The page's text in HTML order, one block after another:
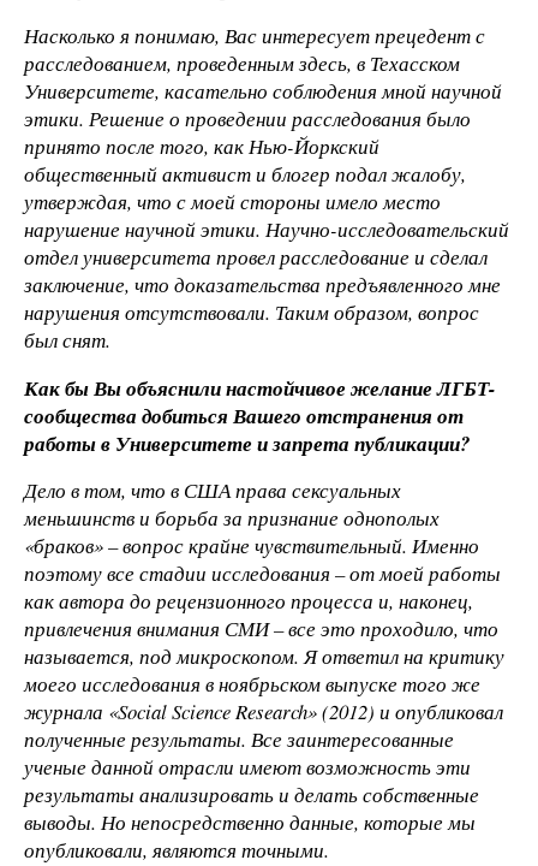
Насколько я понимаю, Вас интересует прецедент с
расследованием, проведенным здесь, в Техасском
Университете, касательно соблюдения мной научной
этики. Решение о проведении расследования было
принято после того, как Нью-Йоркский
общественный активист и блогер подал жалобу,
утверждая, что с моей стороны имело место
нарушение научной этики. Научно-исследовательский
отдел университета провел расследование и сделал
заключение, что доказательства предъявленного мне
нарушения отсутствовали. Таким образом, вопрос
был снят.
Как бы Вы объяснили настойчивое желание ЛГБТ-
сообщества добиться Вашего отстранения от
работы в Университете и запрета публикации?
Дело в том, что в США права сексуальных
меньшинств и борьба за признание однополых
«браков» – вопрос крайне чувствительный. Именно
поэтому все стадии исследования – от моей работы
как автора до рецензионного процесса и, наконец,
привлечения внимания СМИ – все это проходило, что
называется, под микроскопом. Я ответил на критику
моего исследования в ноябрьском выпуске того же
журнала «Social Science Research» (2012) и опубликовал
полученные результаты. Все заинтересованные
ученые данной отрасли имеют возможность эти
результаты анализировать и делать собственные
выводы. Но непосредственно данные, которые мы
опубликовали, являются точными.